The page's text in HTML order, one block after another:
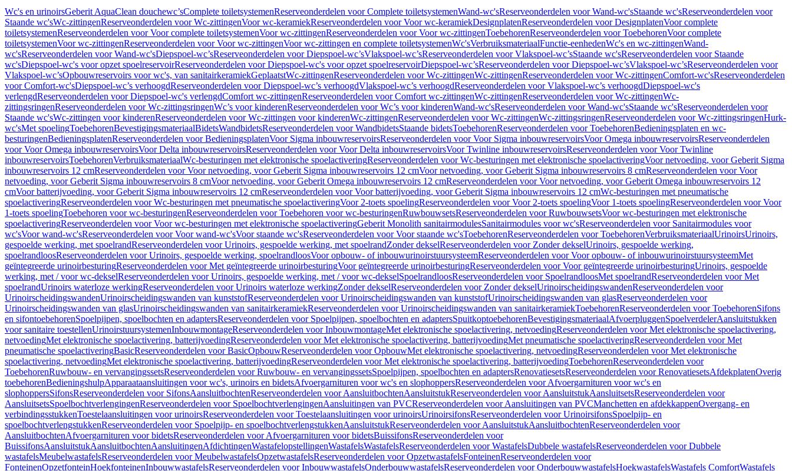
Wc's en urinoirsGeberit AquaClean douchewc’sComplete toiletsystemenReserveonderdelen voor Complete toiletsystemenWand-wc'sReserveonderdelen voor Wand-wc'sStaande wc'sReserveonderdelen voor
Staande wc'sWc-zittingenReserveonderdelen voor Wc-zittingenVoor wc-keramiekReserveonderdelen voor Voor wc-keramiekDesignplatenReserveonderdelen voor DesignplatenVoor complete
toiletsystemenReserveonderdelen voor Voor complete toiletsystemenVoor wc-zittingenReserveonderdelen voor Voor wc-zittingenToebehorenReserveonderdelen voor ToebehorenVoor complete
toiletsystemenVoor wc-zittingenReserveonderdelen voor Voor wc-zittingenVoor wc-zittingen en complete toiletsystemenWc'sVerbruiksmateriaalFunctie-eenhedenWc's en wc-zittingenWand-
wc'sReserveonderdelen voor Wand-wc'sDiepspoel-wc’sReserveonderdelen voor Diepspoel-wc’sVlakspoel-wc’sReserveonderdelen voor Vlakspoel-wc’sStaande wc'sReserveonderdelen voor Staande
wc'sDiepspoel-wc's voor opzet spoelreservoirReserveonderdelen voor Diepspoel-wc's voor opzet spoelreservoirDiepspoel-wc’sReserveonderdelen voor Diepspoel-wc’sVlakspoel-wc’sReserveonderdelen voor
Vlakspoel-wc’sOpbouwreservoirs voor wc's, van sanitairkeramiekGeplaatstWc-zittingenReserveonderdelen voor Wc-zittingenWc-zittingenReserveonderdelen voor Wc-zittingenComfort-wc'sReserveonderdelen
voor Comfort-wc'sDiepspoel-wc’s verhoogdReserveonderdelen voor Diepspoel-wc’s verhoogdVlakspoel-wc’s verhoogdReserveonderdelen voor Vlakspoel-wc’s verhoogdDiepspoel-wc's
verlengdReserveonderdelen voor Diepspoel-wc's verlengdComfort wc-zittingenReserveonderdelen voor Comfort wc-zittingenWc-zittingenReserveonderdelen voor Wc-zittingenWc-
zittingsringenReserveonderdelen voor Wc-zittingsringenWc’s voor kinderenReserveonderdelen voor Wc’s voor kinderenWand-wc'sReserveonderdelen voor Wand-wc'sStaande wc'sReserveonderdelen voor
Staande wc'sWc-zittingen voor kinderenReserveonderdelen voor Wc-zittingen voor kinderenWc-zittingenReserveonderdelen voor Wc-zittingenWc-zittingsringenReserveonderdelen voor Wc-zittingsringenHurk-
wc'sMet spoelingToebehorenBevestigingsmateriaalBidetsWandbidetsReserveonderdelen voor WandbidetsStaande bidetsToebehorenReserveonderdelen voor ToebehorenBedieningsplaten en wc-
besturingenBedieningsplatenReserveonderdelen voor BedieningsplatenVoor Sigma inbouwreservoirsReserveonderdelen voor Voor Sigma inbouwreservoirsVoor Omega inbouwreservoirsReserveonderdelen
voor Voor Omega inbouwreservoirsVoor Delta inbouwreservoirsReserveonderdelen voor Voor Delta inbouwreservoirsVoor Twinline inbouwreservoirsReserveonderdelen voor Voor Twinline
inbouwreservoirsToebehorenVerbruiksmateriaalWc-besturingen met elektronische spoelactiveringReserveonderdelen voor Wc-besturingen met elektronische spoelactiveringVoor netvoeding, voor Geberit Sigma
inbouwreservoirs 12 cmReserveonderdelen voor Voor netvoeding, voor Geberit Sigma inbouwreservoirs 12 cmVoor netvoeding, voor Geberit Sigma inbouwreservoirs 8 cmReserveonderdelen voor Voor
netvoeding, voor Geberit Sigma inbouwreservoirs 8 cmVoor netvoeding, voor Geberit Omega inbouwreservoirs 12 cmReserveonderdelen voor Voor netvoeding, voor Geberit Omega inbouwreservoirs 12
cmVoor batterijvoeding, voor Geberit Sigma inbouwreservoirs 12 cmReserveonderdelen voor Voor batterijvoeding, voor Geberit Sigma inbouwreservoirs 12 cmWc-besturingen met pneumatische
spoelactiveringReserveonderdelen voor Wc-besturingen met pneumatische spoelactiveringVoor 2-toets spoelingReserveonderdelen voor Voor 2-toets spoelingVoor 1-toets spoelingReserveonderdelen voor Voor
1-toets spoelingToebehoren voor wc-besturingenReserveonderdelen voor Toebehoren voor wc-besturingenRuwbouwsetsReserveonderdelen voor RuwbouwsetsVoor wc-besturingen met elektronische
spoelactiveringReserveonderdelen voor Voor wc-besturingen met elektronische spoelactiveringGeberit Monolith sanitairmodulesSanitairmodules voor wc'sReserveonderdelen voor Sanitairmodules voor
wc'sVoor wand-wc'sReserveonderdelen voor Voor wand-wc'sVoor staande wc'sReserveonderdelen voor Voor staande wc'sToebehorenReserveonderdelen voor ToebehorenVerbruiksmateriaalUrinoirsUrinoirs,
gespoelde werking, met spoelrandReserveonderdelen voor Urinoirs, gespoelde werking, met spoelrandZonder dekselReserveonderdelen voor Zonder dekselUrinoirs, gespoelde werking,
spoelrandloosReserveonderdelen voor Urinoirs, gespoelde werking, spoelrandloosVoor opbouw- of inbouwurinoirstuursysteemReserveonderdelen voor Voor opbouw- of inbouwurinoirstuursysteemMet
geïntegreerde urinoirbesturingReserveonderdelen voor Met geïntegreerde urinoirbesturingVoor geïntegreerde urinoirbesturingReserveonderdelen voor Voor geïntegreerde urinoirbesturingUrinoirs, gespoelde
werking, met / voor wc-dekselReserveonderdelen voor Urinoirs, gespoelde werking, met / voor wc-dekselSpoelrandloosReserveonderdelen voor SpoelrandloosMet spoelrandReserveonderdelen voor Met
spoelrandUrinoirs waterloze werkingReserveonderdelen voor Urinoirs waterloze werkingZonder dekselReserveonderdelen voor Zonder dekselUrinoirscheidingswandenReserveonderdelen voor
UrinoirscheidingswandenUrinoirscheidingswanden van kunststofReserveonderdelen voor Urinoirscheidingswanden van kunststofUrinoirscheidingswanden van glasReserveonderdelen voor
Urinoirscheidingswanden van glasUrinoirscheidingswanden van sanitairkeramiekReserveonderdelen voor Urinoirscheidingswanden van sanitairkeramiekToebehorenReserveonderdelen voor ToebehorenSifons
en sifontoebehorenSpoelpijpen, spoelbochten en adaptersReserveonderdelen voor Spoelpijpen, spoelbochten en adaptersSpuitkoptoebehorenBevestigingsmateriaalAfvoerpluggenSpoelverdelerAansluitstukken
voor sanitaire toestellenUrinoirstuursystemenInbouwmontageReserveonderdelen voor InbouwmontageMet elektronische spoelactivering, netvoedingReserveonderdelen voor Met elektronische spoelactivering,
netvoedingMet elektronische spoelactivering, batterijvoedingReserveonderdelen voor Met elektronische spoelactivering, batterijvoedingMet pneumatische spoelactiveringReserveonderdelen voor Met
pneumatische spoelactiveringBasicReserveonderdelen voor BasicOpbouwReserveonderdelen voor OpbouwMet elektronische spoelactivering, netvoedingReserveonderdelen voor Met elektronische
spoelactivering, netvoedingMet elektronische spoelactivering, batterijvoedingReserveonderdelen voor Met elektronische spoelactivering, batterijvoedingToebehorenReserveonderdelen voor
ToebehorenRuwbouw- en vervangingssetsReserveonderdelen voor Ruwbouw- en vervangingssetsSpoelpijpen, spoelbochten en adaptersRenovatiesetsReserveonderdelen voor RenovatiesetsAfdekplatenOverig
toebehorenBedieningshulpApparaataansluitingen voor wc's, urinoirs en bidetsAfvoergarnituren voor wc's en slophoppersReserveonderdelen voor Afvoergarnituren voor wc's en
slophoppersSifonsReserveonderdelen voor SifonsAansluitbochtenReserveonderdelen voor AansluitbochtenAansluitstukReserveonderdelen voor AansluitstukAansluitsetsReserveonderdelen voor
AansluitsetsSpoelbochtverlengingenReserveonderdelen voor SpoelbochtverlengingenAansluitingen van PVCReserveonderdelen voor Aansluitingen van PVCManchetten en afdekkappenOvergang- en
verbindingsstukkenToestelaansluitingen voor urinoirsReserveonderdelen voor Toestelaansluitingen voor urinoirsUrinoirsifonsReserveonderdelen voor UrinoirsifonsSpoelpijp- en
spoelbochtverlengstukkenReserveonderdelen voor Spoelpijp- en spoelbochtverlengstukkenAansluitstukReserveonderdelen voor AansluitstukAansluitbochtenReserveonderdelen voor
AansluitbochtenAfvoergarnituren voor bidetsReserveonderdelen voor Afvoergarnituren voor bidetsBuissifonsReserveonderdelen voor
BuissifonsAansluitstukAansluitbochtenAansluitingenAfdichtingenWastafelopstellingenWastafelsWastafelsReserveonderdelen voor WastafelsDubbele wastafelsReserveonderdelen voor Dubbele
wastafelsMeubelwastafelsReserveonderdelen voor MeubelwastafelsOpzetwastafelsReserveonderdelen voor OpzetwastafelsFonteinenReserveonderdelen voor
FonteinenOpzetfonteinHoekfonteinenInbouwwastafelsReserveonderdelen voor InbouwwastafelsOnderbouwwastafelsReserveonderdelen voor OnderbouwwastafelsHoekwastafelsWastafels ComfortWastafels